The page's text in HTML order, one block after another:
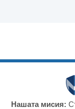
Нашата мисия: